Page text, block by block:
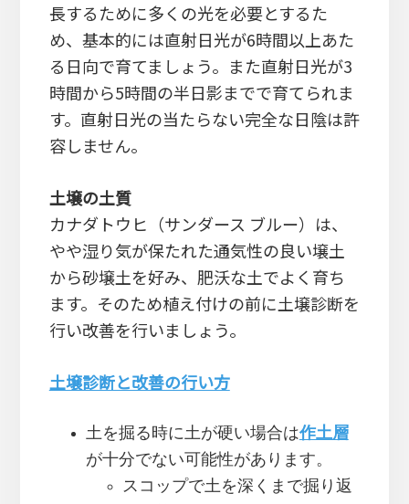
長するために多くの光を必要とするた
め、基本的には直射日光が6時間以上あた
る日向で育てましょう。また直射日光が3
時間から5時間の半日影までで育てられま
す。直射日光の当たらない完全な日陰は許
容しません。
土壌の土質
カナダトウヒ（サンダース ブルー）は、
やや湿り気が保たれた通気性の良い壌土
から砂壌土を好み、肥沃な土でよく育ち
ます。そのため植え付けの前に土壌診断を
行い改善を行いましょう。
土壌診断と改善の行い方
土を掘る時に土が硬い場合は作土層
が十分でない可能性があります。
スコップで土を深くまで掘り返